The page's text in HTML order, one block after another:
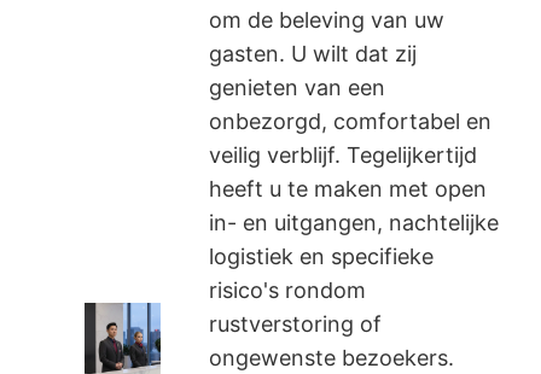
om de beleving van uw
gasten. U wilt dat zij
genieten van een
onbezorgd, comfortabel en
veilig verblijf. Tegelijkertijd
heeft u te maken met open
in- en uitgangen, nachtelijke
logistiek en specifieke
risico's rondom
rustverstoring of
ongewenste bezoekers.